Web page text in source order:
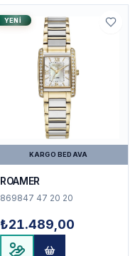
YENI
KARGO BEDAVA
ROAMER
869847 47 20 20
₺21.489,00